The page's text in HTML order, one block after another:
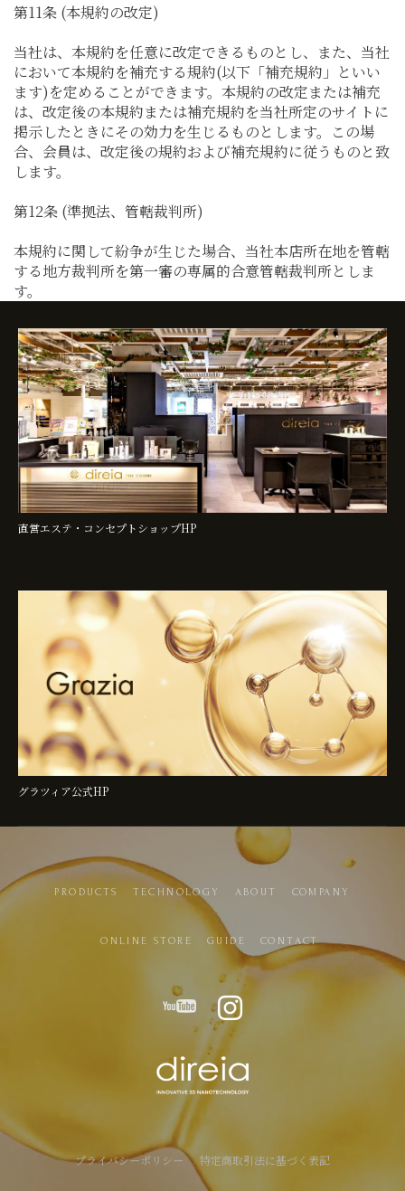
第11条 (本規約の改定)
当社は、本規約を任意に改定できるものとし、また、当社
において本規約を補充する規約(以下「補充規約」といい
ます)を定めることができます。本規約の改定または補充
は、改定後の本規約または補充規約を当社所定のサイトに
掲示したときにその効力を生じるものとします。この場
合、会員は、改定後の規約および補充規約に従うものと致
します。
第12条 (準拠法、管轄裁判所)
本規約に関して紛争が生じた場合、当社本店所在地を管轄
する地方裁判所を第一審の専属的合意管轄裁判所としま
す。
直営エステ・コンセプトショップHP
グラツィア公式HP
PRODUCTS TECHNOLOGY ABOUT COMPANY
ONLINE STORE GUIDE CONTACT
プライバシーポリシー 特定商取引法に基づく表記